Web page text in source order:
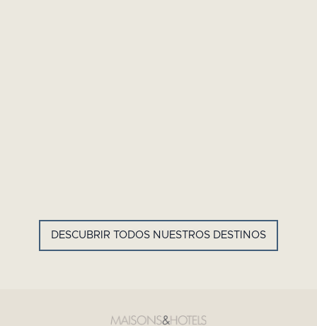
DESCUBRIR TODOS NUESTROS DESTINOS